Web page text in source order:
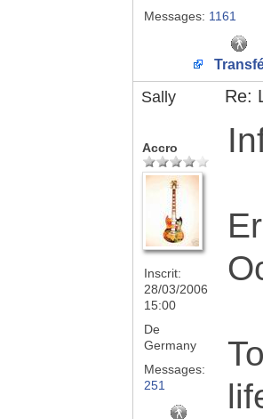
Messages: 1161
Sally Re:
Accro
Inscrit:
28/03/2006
15:00
De
Germany
Messages:
251